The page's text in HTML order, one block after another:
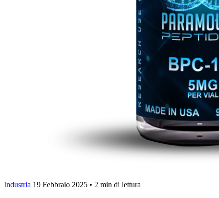
Industria 19 Febbraio 2025 • 2 min di lettura